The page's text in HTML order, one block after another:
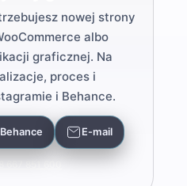
nowej strony
albo
graficznej. Na
proces i
i Behance.
Behance E-mail